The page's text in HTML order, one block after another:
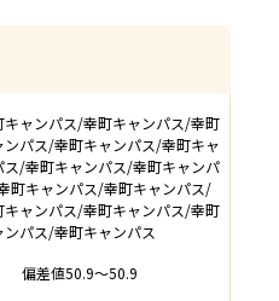
ャンパス/幸町キャンパス/幸町
パス/幸町キャンパス/幸町キャ
/幸町キャンパス/幸町キャンパ
町キャンパス/幸町キャンパス/
ャンパス/幸町キャンパス/幸町
パス/幸町キャンパス
偏差値50.9〜50.9